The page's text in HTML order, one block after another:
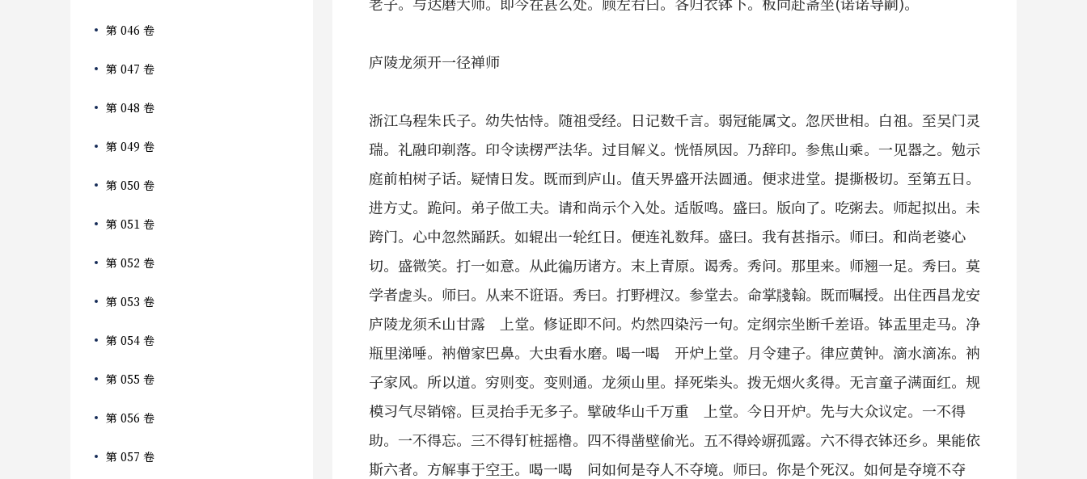
第 046 卷
第 047 卷
第 048 卷
第 049 卷
第 050 卷
第 051 卷
第 052 卷
第 053 卷
第 054 卷
第 055 卷
第 056 卷
第 057 卷